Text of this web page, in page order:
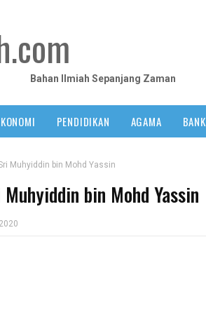
Bahan Ilmiah Sepanjang Zaman
PENDIDIKAN AGAMA BANK
Muhyiddin bin Mohd Yassin
bin Mohd Yassin